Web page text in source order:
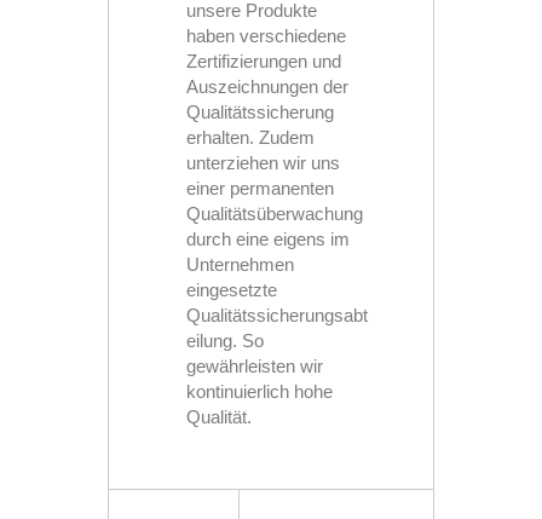
unsere Produkte
haben verschiedene
Zertifizierungen und
Auszeichnungen der
Qualitätssicherung
erhalten. Zudem
unterziehen wir uns
einer permanenten
Qualitätsüberwachung
durch eine eigens im
Unternehmen
eingesetzte
Qualitätssicherungsabt
eilung. So
gewährleisten wir
kontinuierlich hohe
Qualität.